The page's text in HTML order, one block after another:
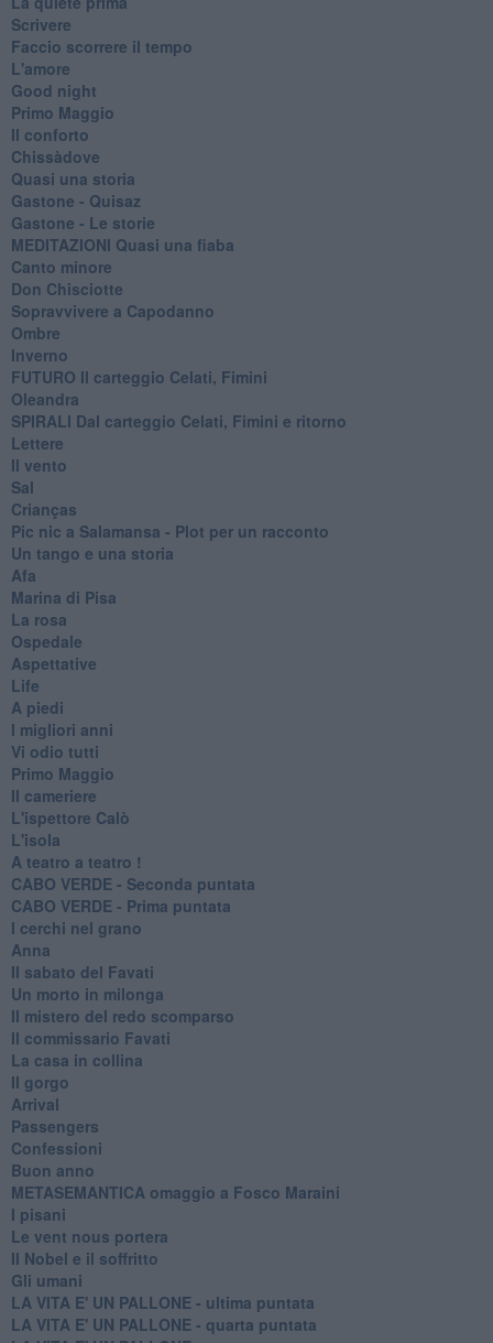
Scrivere
Faccio scorrere il tempo
L'amore
Good night
Primo Maggio
Il conforto
Chissàdove
Quasi una storia
Gastone - Quisaz
Gastone - Le storie
MEDITAZIONI Quasi una fiaba
Canto minore
Don Chisciotte
Sopravvivere a Capodanno
Ombre
Inverno
FUTURO Il carteggio Celati, Fimini
Oleandra
SPIRALI Dal carteggio Celati, Fimini e ritorno
Lettere
Il vento
Sal
Crianças
Pic nic a Salamansa - Plot per un racconto
Un tango e una storia
Afa
Marina di Pisa
La rosa
Ospedale
Aspettative
Life
A piedi
I migliori anni
Vi odio tutti
Primo Maggio
Il cameriere
L'ispettore Calò
L'isola
A teatro a teatro !
CABO VERDE - Seconda puntata
CABO VERDE - Prima puntata
I cerchi nel grano
Anna
Il sabato del Favati
Un morto in milonga
Il mistero del redo scomparso
Il commissario Favati
La casa in collina
Il gorgo
Arrival
Passengers
Confessioni
Buon anno
METASEMANTICA omaggio a Fosco Maraini
I pisani
Le vent nous portera
Il Nobel e il soffritto
Gli umani
LA VITA E' UN PALLONE - ultima puntata
LA VITA E' UN PALLONE - quarta puntata